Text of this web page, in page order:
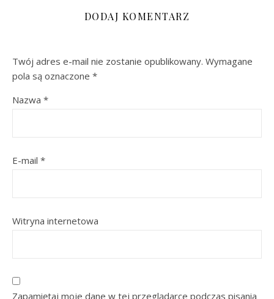
DODAJ KOMENTARZ
Twój adres e-mail nie zostanie opublikowany. Wymagane
pola są oznaczone *
Nazwa *
E-mail *
Witryna internetowa
Zapamiętaj moje dane w tej przeglądarce podczas pisania